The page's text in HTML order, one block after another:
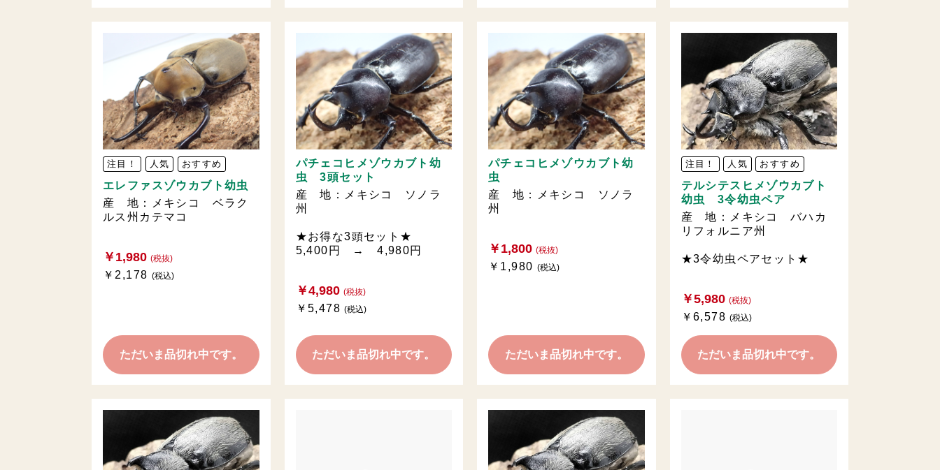
注目！ 人気 おすすめ
エレファスゾウカブト幼虫
産 地：メキシコ ベラク
ルス州カテマコ
￥1,980 (税抜)
￥2,178 (税込)
ただいま品切れ中です。
パチェコヒメゾウカブト幼
虫 3頭セット
産 地：メキシコ ソノラ
州
★お得な3頭セット★
5,400円 → 4,980円
￥4,980 (税抜)
￥5,478(税込)
ただいま品切れ中です。
パチェコヒメゾウカブト幼
虫
産 地：メキシコ ソノラ
州
￥1,800 (税抜)
￥1,980 (税込)
ただいま品切れ中です。
注目！ 人気 おすすめ
テルシテスヒメゾウカブト
幼虫 3令幼虫ペア
産 地：メキシコ バハカ
リフォルニア州
★3令幼虫ペアセット★
￥5,980 (税抜)
￥6,578(税込)
ただいま品切れ中です。